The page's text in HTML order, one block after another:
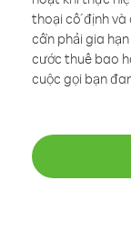
thoại cố định
cần phải gia
cước thuê bao
cuộc gọi bạn